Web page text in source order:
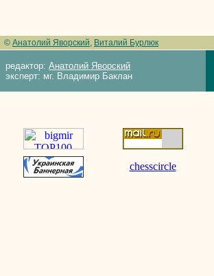
© Анатолий Яворский, Виталий Бурлюк
редактор: Анатолий Яворский
эксперт: мг. Владимир Баклан
chesscircle